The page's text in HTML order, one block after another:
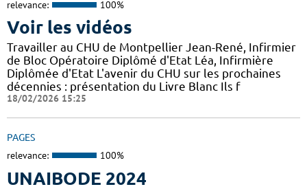
relevance: 100%
Voir les vidéos
Travailler au CHU de Montpellier Jean-René, Infirmier
de Bloc Opératoire Diplômé d'Etat Léa, Infirmière
Diplômée d'Etat L'avenir du CHU sur les prochaines
décennies : présentation du Livre Blanc Ils f
18/02/2026 15:25
PAGES
relevance: 100%
UNAIBODE 2024